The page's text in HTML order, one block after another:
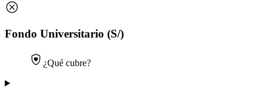
Fondo Universitario (S/)
¿Qué cubre?